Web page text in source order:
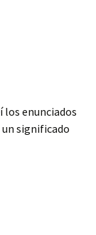
los enunciados
significado